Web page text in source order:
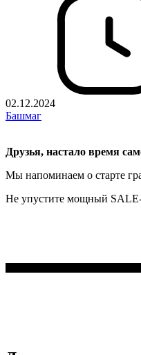
02.12.2024
Башмаг
Друзья, настало время
Мы напоминаем о старте
Не упустите мощный SALE-